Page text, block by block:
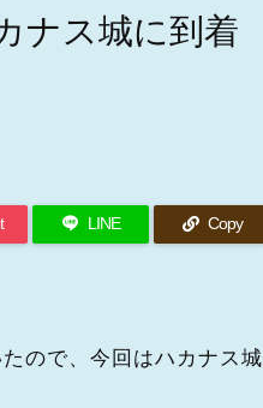
ナス城に到着
LINE Copy
ので、今回はハカナス城